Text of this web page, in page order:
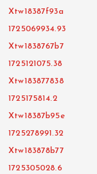
Xtw18387f93a
1725069934.93
Xtw1838767b7
1725121075.38
Xtw183877838
1725175814.2
Xtw18387b95e
1725278991.32
Xtw183878b77
1725305028.6